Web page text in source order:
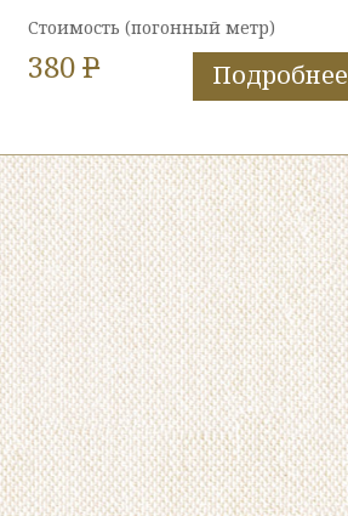
Стоимость(погонный метр)
380P Подробнее